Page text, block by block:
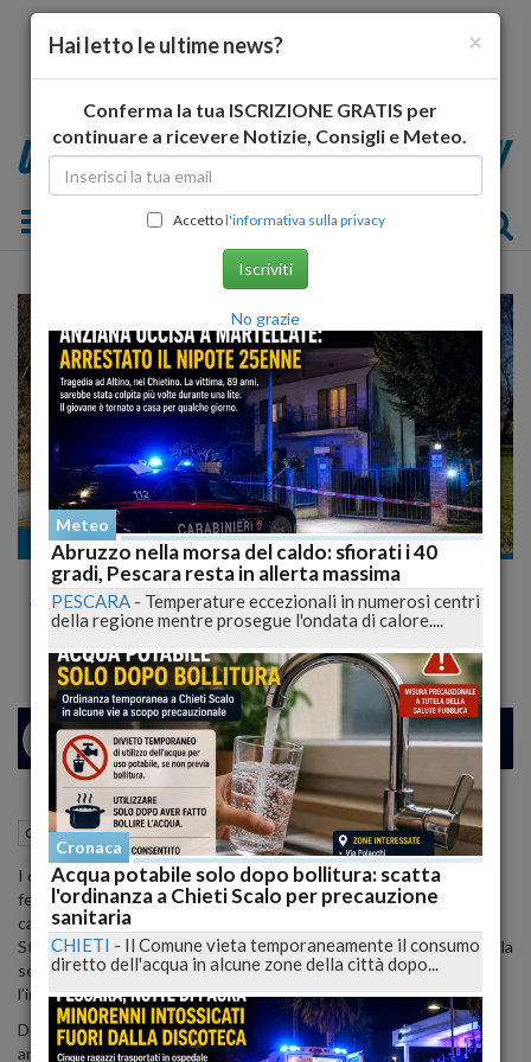
Toggle navigation
Cronaca
Morti per Esche Avvelenate: Cane, Gatto e
Volpe Vittime a Gagliano Aterno
MILANO 24 27
Cronaca Gagliano Aterno (AQ) 21 Giugno 2024 16:24
I carabinieri forestali sono intervenuti per contrastare l’odioso
fenomeno delle esche avvelenate, dopo il ritrovamento delle
carcasse di un cane pastore, un gatto e una volpe in località
Stazione di Gagliano Aterno. La scoperta è avvenuta a seguito della
segnalazione del proprietario del cane pastore, che ha richiesto
l’intervento dei carabinieri forestali di Secinaro.
Durante il sopralluogo, condotto insieme all'unità cinofila
antiveleno del reparto carabinieri Parco di Assergi, sono stati
×
Hai letto le ultime news?
Conferma la tua ISCRIZIONE GRATIS per
continuare a ricevere Notizie, Consigli e Meteo.
Accettol'informativa sulla privacy
Iscriviti
No grazie
Meteo
Abruzzo nella morsa del caldo: sfiorati i 40
gradi, Pescara resta in allerta massima
PESCARA - Temperature eccezionali in numerosi centri
della regione mentre prosegue l'ondata di calore....
Cronaca
Acqua potabile solo dopo bollitura: scatta
l'ordinanza a Chieti Scalo per precauzione
sanitaria
CHIETI - Il Comune vieta temporaneamente il consumo
diretto dell'acqua in alcune zone della città dopo...